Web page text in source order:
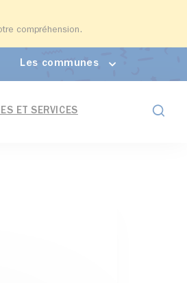
compréhension.
Les communes
ET SERVICES